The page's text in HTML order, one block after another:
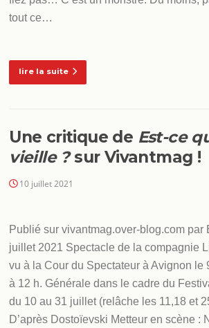
tout ce…
lire la suite
Une critique de Est-ce
vieille ?sur Vivantmag !
10 juillet 2021
Publié sur vivantmag.over-blog.com par
juillet 2021 Spectacle de la compagnie
vu à la Cour du Spectateur à Avignon le
à 12 h. Générale dans le cadre du
du 10 au 31 juillet (relâche les 11,18 et
D’après Dostoïevski Metteur en scène :